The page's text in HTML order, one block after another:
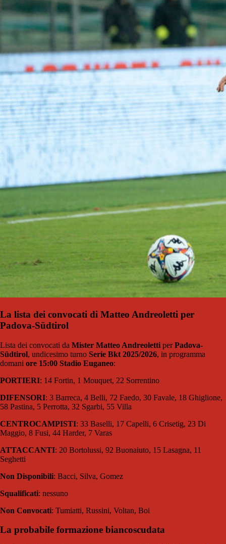
La lista dei convocati di Matteo Andreoletti per
Padova-Südtirol
Lista dei convocati da Mister Matteo Andreoletti perPadova-
Südtirol, undicesimo turno Serie Bkt 2025/2026, in programma
domani ore 15:00 Stadio Euganeo:
PORTIERI: 14 Fortin, 1 Mouquet, 22 Sorrentino
DIFENSORI: 3 Barreca, 4 Belli, 72 Faedo, 30 Favale, 18 Ghiglione,
58 Pastina, 5 Perrotta, 32 Sgarbi, 55 Villa
CENTROCAMPISTI: 33 Baselli, 17 Capelli, 6 Crisetig, 23 Di
Maggio, 8 Fusi, 44 Harder, 7 Varas
ATTACCANTI: 20 Bortolussi, 92 Buonaiuto, 15 Lasagna, 11
Seghetti
Non Disponibili: Bacci, Silva, Gomez
Squalificati: nessuno
Non Convocati: Tumiatti, Russini, Voltan, Boi
La probabile formazione biancoscudata